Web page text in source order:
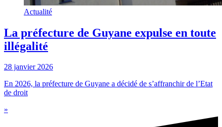
Actualité
La préfecture de Guyane expulse en toute
illégalité
28 janvier 2026
En 2026, la préfecture de Guyane a décidé de s’affranchir de l’Etat
de droit
»